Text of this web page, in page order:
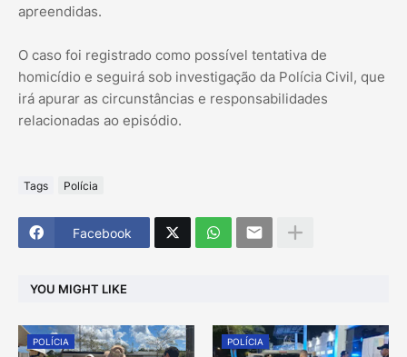
apreendidas.
O caso foi registrado como possível tentativa de
homicídio e seguirá sob investigação da Polícia Civil, que
irá apurar as circunstâncias e responsabilidades
relacionadas ao episódio.
Tags Polícia
Facebook
YOU MIGHT LIKE
POLÍCIA POLÍCIA